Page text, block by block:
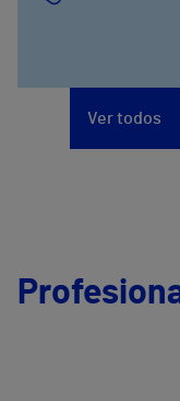
Ver todos